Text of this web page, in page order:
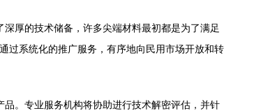
厚的技术储备，许多尖端材料最初都是为了满足
过系统化的推广服务，有序地向民用市场开放和转
。专业服务机构将协助进行技术解密评估，并针